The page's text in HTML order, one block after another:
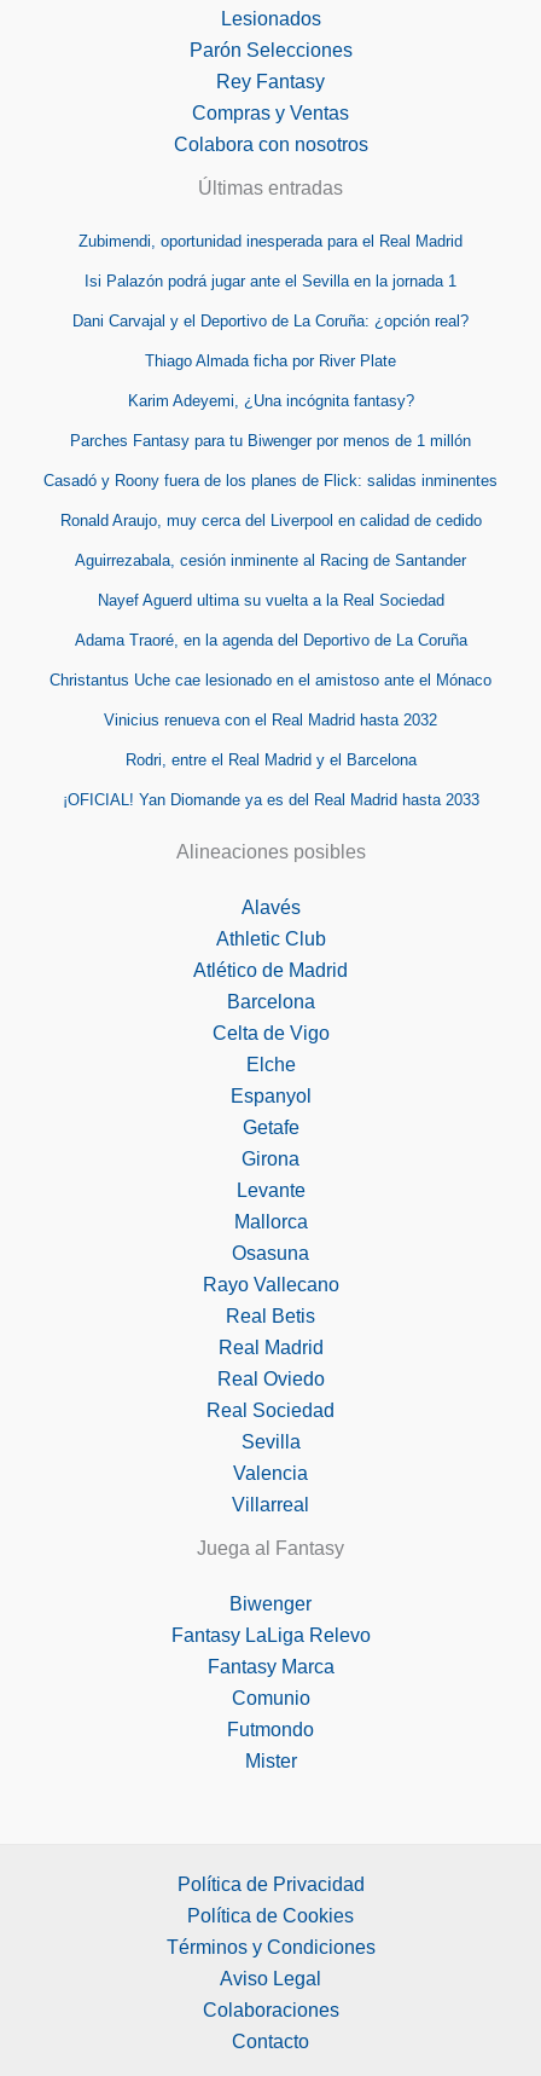
Lesionados
Parón Selecciones
Rey Fantasy
Compras y Ventas
Colabora con nosotros
Últimas entradas
Zubimendi, oportunidad inesperada para el Real Madrid
Isi Palazón podrá jugar ante el Sevilla en la jornada 1
Dani Carvajal y el Deportivo de La Coruña: ¿opción real?
Thiago Almada ficha por River Plate
Karim Adeyemi, ¿Una incógnita fantasy?
Parches Fantasy para tu Biwenger por menos de 1 millón
Casadó y Roony fuera de los planes de Flick: salidas inminentes
Ronald Araujo, muy cerca del Liverpool en calidad de cedido
Aguirrezabala, cesión inminente al Racing de Santander
Nayef Aguerd ultima su vuelta a la Real Sociedad
Adama Traoré, en la agenda del Deportivo de La Coruña
Christantus Uche cae lesionado en el amistoso ante el Mónaco
Vinicius renueva con el Real Madrid hasta 2032
Rodri, entre el Real Madrid y el Barcelona
¡OFICIAL! Yan Diomande ya es del Real Madrid hasta 2033
Alineaciones posibles
Alavés
Athletic Club
Atlético de Madrid
Barcelona
Celta de Vigo
Elche
Espanyol
Getafe
Girona
Levante
Mallorca
Osasuna
Rayo Vallecano
Real Betis
Real Madrid
Real Oviedo
Real Sociedad
Sevilla
Valencia
Villarreal
Juega al Fantasy
Biwenger
Fantasy LaLiga Relevo
Fantasy Marca
Comunio
Futmondo
Mister
Política de Privacidad
Política de Cookies
Términos y Condiciones
Aviso Legal
Colaboraciones
Contacto